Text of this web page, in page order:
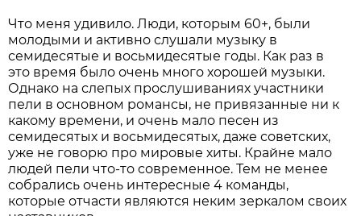
Что меня удивило. Люди, которым 60+, были
молодыми и активно слушали музыку в
семидесятые и восьмидесятые годы. Как раз в
это время было очень много хорошей музыки.
Однако на слепых прослушиваниях участники
пели в основном романсы, не привязанные ни к
какому времени, и очень мало песен из
семидесятых и восьмидесятых, даже советских,
уже не говорю про мировые хиты. Крайне мало
людей пели что-то современное. Тем не менее
собрались очень интересные 4 команды,
которые отчасти являются неким зеркалом своих